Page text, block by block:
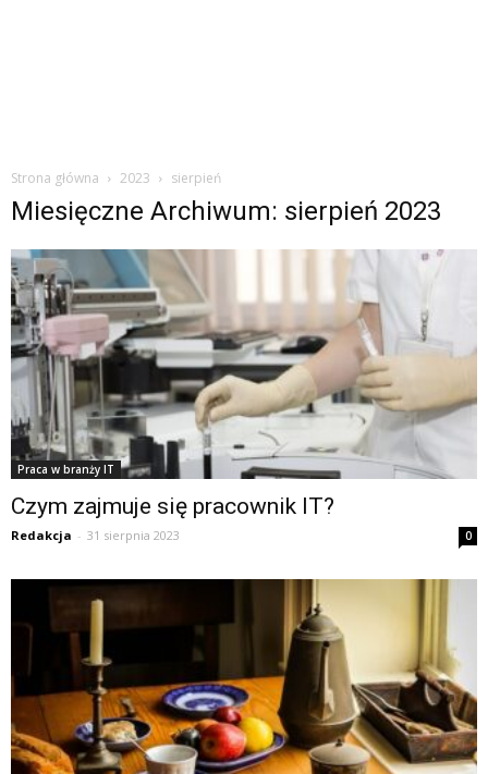
Strona główna 2023 sierpień
Miesięczne Archiwum: sierpień 2023
Praca w branży IT
Czym zajmuje się pracownik IT?
Redakcja - 31 sierpnia 2023 0